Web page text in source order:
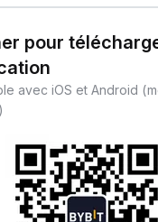
pour
avec iOS et Android